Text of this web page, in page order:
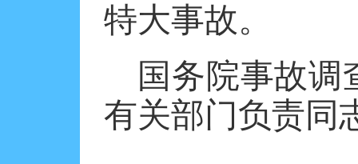
特大事故。
国务院事故调
有关部门负责同